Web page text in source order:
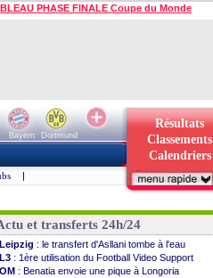
PHASE FINALE Coupe du Monde
Bayern
Dortmund
Résultats
Classements
Calendriers
|
et transferts 24h/24
Leipzig : le transfert d'Asllani tombe à l'eau
L3 : 1ère utilisation du Football Video Support
OM : Benatia envoie une pique à Longoria